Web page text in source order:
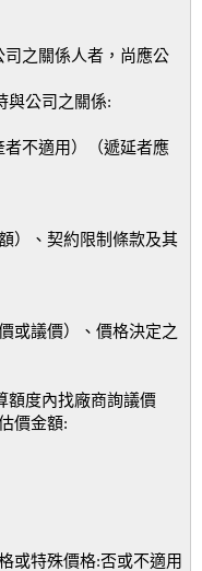
之關係人者，尚應公
與公司之關係:
不適用）（遞延者應
）、契約限制條款及其
或議價）、價格決定之
額度內找廠商詢議價
價金額:
或特殊價格:否或不適用